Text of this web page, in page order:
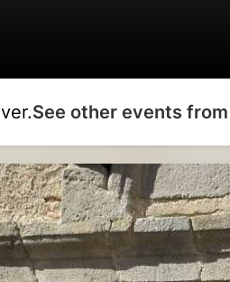
See other events